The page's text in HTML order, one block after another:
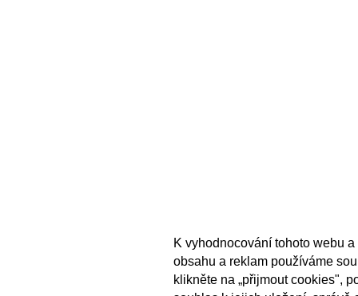
K vyhodnocování tohoto webu
obsahu a reklam používáme
klikněte na „přijmout cookies",